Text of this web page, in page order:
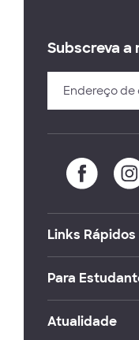
Subscreva a
Links Rápidos
Para
Atualidade